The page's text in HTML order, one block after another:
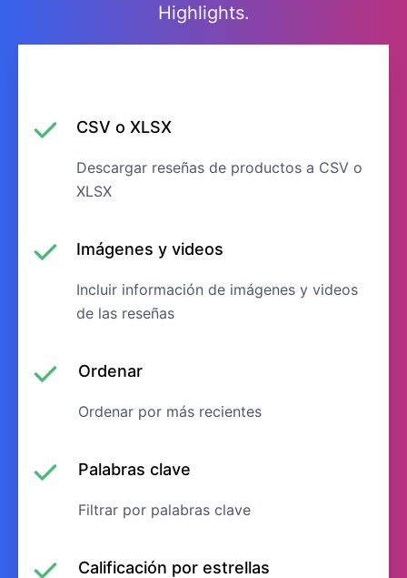
Highlights.
CSV o XLSX
Descargar reseñas de productos a CSV o
XLSX
Imágenes y videos
Incluir información de imágenes y videos
de las reseñas
Ordenar
Ordenar por más recientes
Palabras clave
Filtrar por palabras clave
Calificación por estrellas